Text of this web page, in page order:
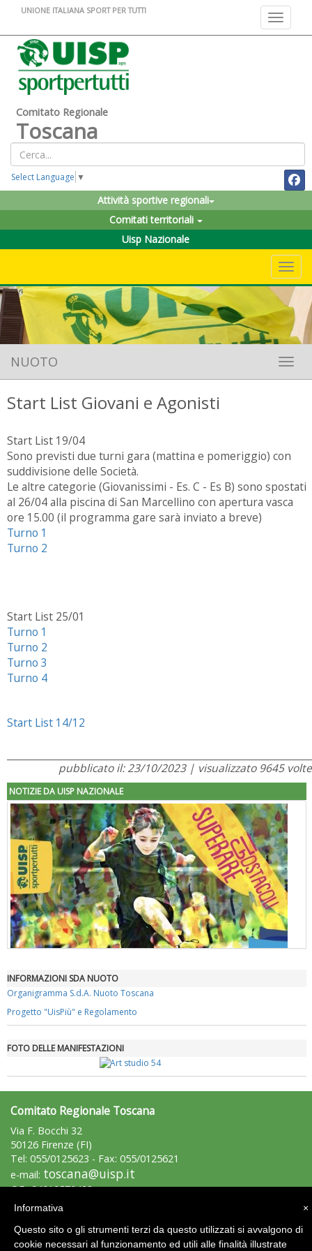
Toggle
UNIONE ITALIANA SPORT PER TUTTI
Comitato Regionale
Toscana
Select Language ▼
Attività sportive regionali
Comitati territoriali
Uisp Nazionale
NUOTO
Start List Giovani e Agonisti
Start List 19/04
Sono previsti due turni gara (mattina e pomeriggio) con
suddivisione delle Società.
Le altre categorie (Giovanissimi - Es. C - Es B) sono spostati
al 26/04 alla piscina di San Marcellino con apertura vasca
ore 15.00 (il programma gare sarà inviato a breve)
Turno 1
Turno 2
Start List 25/01
Turno 1
Turno 2
Turno 3
Turno 4
Start List 14/12
pubblicato il: 23/10/2023 | visualizzato 9645 volte
NOTIZIE DA UISP NAZIONALE
"Superare gli ostacoli": la relazione di Tiziano Pesce al CN Uisp
Luglio 2026: "Pensando con i piedi, si possono fare le
rivoluzioni"
INFORMAZIONI SDA NUOTO
Organigramma S.d.A. Nuoto Toscana
Progetto "UisPiù" e Regolamento
FOTO DELLE MANIFESTAZIONI
Comitato Regionale Toscana
Via F. Bocchi 32
50126 Firenze (FI)
Tel: 055/0125623 - Fax: 055/0125621
e-mail: toscana@uisp.it
C.F.: 94019570483
Area Riservata 2.0
×
Informativa
Questo sito o gli strumenti terzi da questo utilizzati si avvalgono di
cookie necessari al funzionamento ed utili alle finalità illustrate